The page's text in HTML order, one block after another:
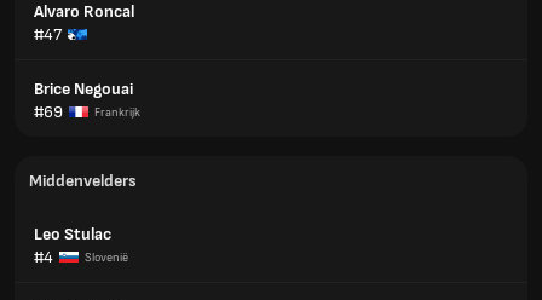
Alvaro Roncal
#47
Brice Negouai
#69
Frankrijk
Middenvelders
Leo Stulac
#4
Slovenië